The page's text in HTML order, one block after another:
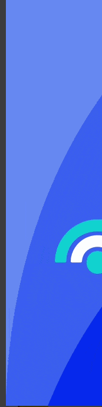
ÚLTIMO MOMENTO :
Detectan cocaína